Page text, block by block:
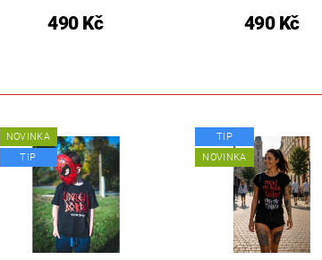
490 Kč 490 Kč
NOVINKA
TIP
TIP
NOVINKA